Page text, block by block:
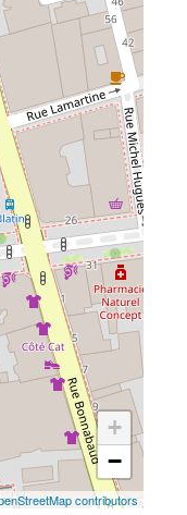
+
−
contributors